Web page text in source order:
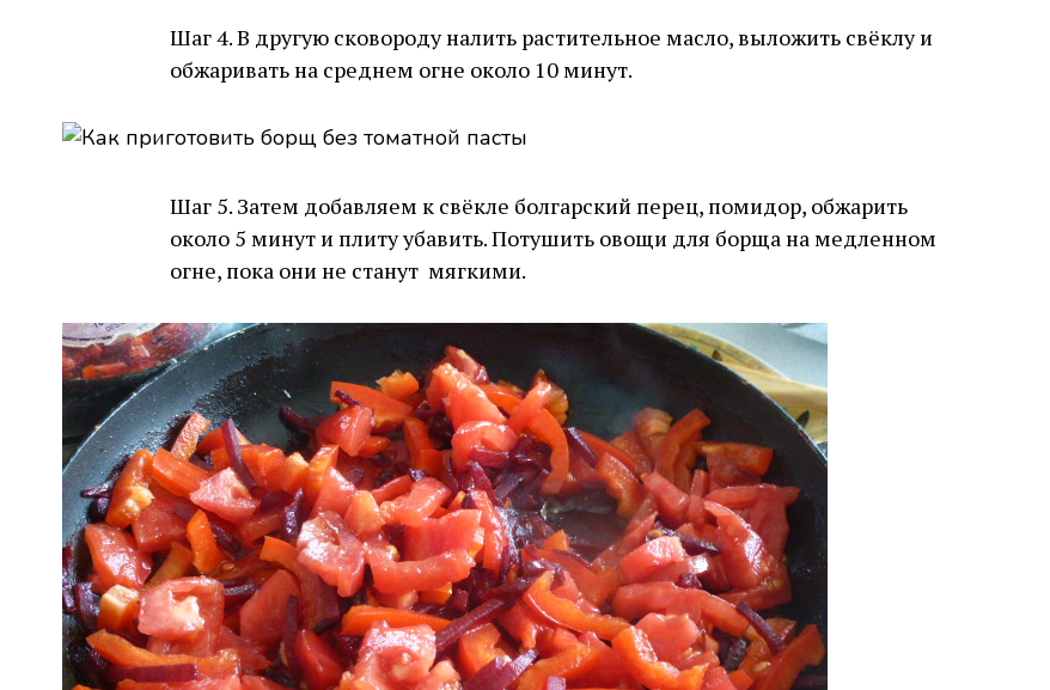
Шаг 4. В другую сковороду налить растительное масло, выложить свёклу и
обжаривать на среднем огне около 10 минут.
Шаг 5. Затем добавляем к свёкле болгарский перец, помидор, обжарить
около 5 минут и плиту убавить. Потушить овощи для борща на медленном
огне, пока они не станут мягкими.